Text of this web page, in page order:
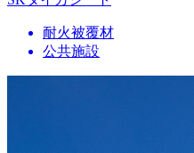
耐火被覆材
公共施設